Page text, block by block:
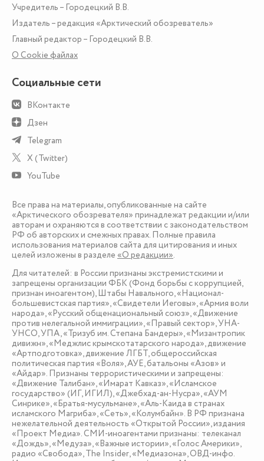
Учредитель – Городецкий В.В.
Издатель – редакция «Арктический обозреватель»
Главный редактор – Городецкий В.В.
О Сookie файлах
Социальные сети
ВКонтакте
Дзен
Telegram
X (Twitter)
YouTube
Все права на материалы, опубликованные на сайте
«Арктического обозревателя» принадлежат редакции и/или
авторам и охраняются в соответствии с законодательством
РФ об авторских и смежных правах. Полные правила
использования материалов сайта для цитирования и иных
целей изложены в разделе «О редакции».
Для читателей: в России признаны экстремистскими и
запрещены организации ФБК (Фонд борьбы с коррупцией,
признан иноагентом), Штабы Навального, «Национал-
большевистская партия», «Свидетели Иеговы», «Армия воли
народа», «Русский общенациональный союз», «Движение
против нелегальной иммиграции», «Правый сектор», УНА-
УНСО, УПА, «Тризуб им. Степана Бандеры», «Мизантропик
дивижн», «Меджлис крымскотатарского народа», движение
«Артподготовка», движение ЛГБТ, общероссийская
политическая партия «Воля», АУЕ, батальоны «Азов» и
«Айдар». Признаны террористическими и запрещены:
«Движение Талибан», «Имарат Кавказ», «Исламское
государство» (ИГ, ИГИЛ), «Джебхад-ан-Нусра», «АУМ
Синрике», «Братья-мусульмане», «Аль-Каида в странах
исламского Магриба», «Сеть», «Колумбайн». В РФ признана
нежелательной деятельность «Открытой России», издания
«Проект Медиа». СМИ-иноагентами признаны: телеканал
«Дождь», «Медуза», «Важные истории», «Голос Америки»,
радио «Свобода», The Insider, «Медиазона», ОВД-инфо.